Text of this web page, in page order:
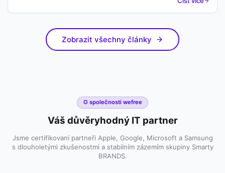
Zobrazit všechny články
O společnosti wefree
Váš důvěryhodný IT partner
Jsme certifikovaní partneři Apple, Google, Microsoft a Samsung
s dlouholetými zkušenostmi a stabilním zázemím skupiny Smarty
BRANDS.